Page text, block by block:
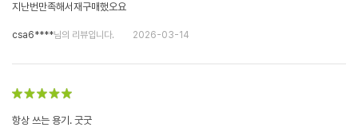
지난번만족해서재구매했오요
csa6****님의 리뷰입니다. 2026-03-14
항상 쓰는 용기. 굿굿